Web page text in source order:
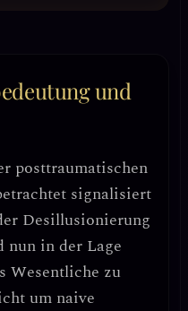
und
posttraumatischen
signalisiert
Desillusionierung
nun in der Lage
Wesentliche zu
um naive